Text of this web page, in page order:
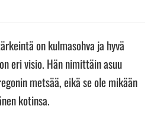
on kulmasohva ja hyvä
eri visio. Hän nimittäin asuu
metsää, eikä se ole mikään
kotinsa.